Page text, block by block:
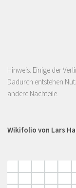
Hinweis: Einige der
Dadurch entstehen
andere Nachteile.
Wikifolio von Lars